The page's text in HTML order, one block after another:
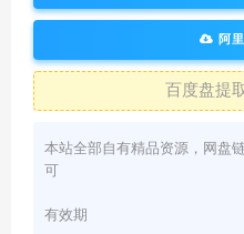
阿
百度盘提
本站全部自有精品资源，网盘
可
有效期